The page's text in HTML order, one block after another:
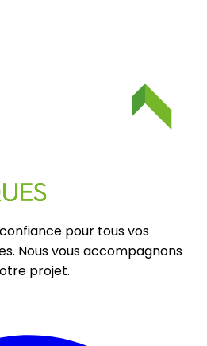
pour tous vos
Nous vous accompagnons
projet.